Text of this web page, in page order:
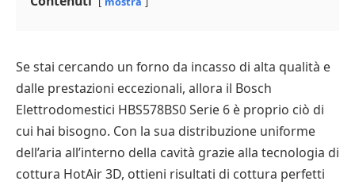
Se stai cercando un forno da incasso di alta qualità e
dalle prestazioni eccezionali, allora il Bosch
Elettrodomestici HBS578BS0 Serie 6 è proprio ciò di
cui hai bisogno. Con la sua distribuzione uniforme
dell’aria all’interno della cavità grazie alla tecnologia di
cottura HotAir 3D, ottieni risultati di cottura perfetti